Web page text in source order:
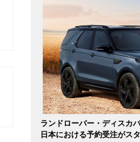
ランドローバー・ディスカ
日本における予約受注がス